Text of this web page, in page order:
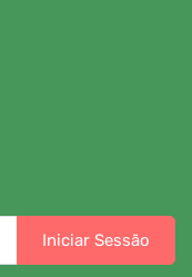
Iniciar Sessão